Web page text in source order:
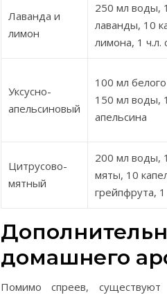
Лаванда и
лимон
250 мл воды,
лаванды, 10
лимона, 1 ч.л.
Уксусно-
апельсиновый
100 мл белого
150 мл воды,
апельсина
Цитрусово-
мятный
200 мл воды,
мяты, 10
грейпфрута,
домашнего
Помимо спреев,